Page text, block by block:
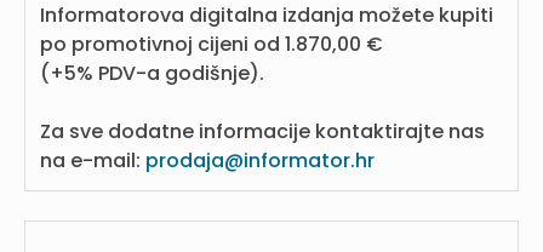
Informatorova digitalna izdanja možete kupiti
po promotivnoj cijeni od 1.870,00 €
(+5% PDV-a godišnje).
Za sve dodatne informacije kontaktirajte nas
na e-mail: prodaja@informator.hr